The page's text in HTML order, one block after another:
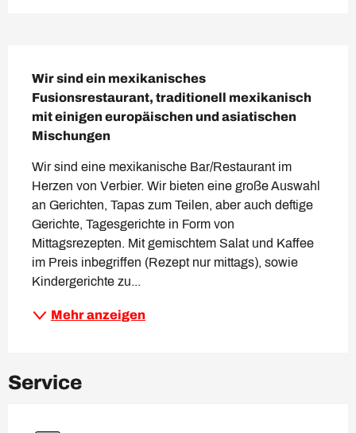
Wir sind ein mexikanisches
Fusionsrestaurant, traditionell mexikanisch
mit einigen europäischen und asiatischen
Mischungen
Wir sind eine mexikanische Bar/Restaurant im
Herzen von Verbier. Wir bieten eine große Auswahl
an Gerichten, Tapas zum Teilen, aber auch deftige
Gerichte, Tagesgerichte in Form von
Mittagsrezepten. Mit gemischtem Salat und Kaffee
im Preis inbegriffen (Rezept nur mittags), sowie
Kindergerichte zu...
Mehr anzeigen
Service